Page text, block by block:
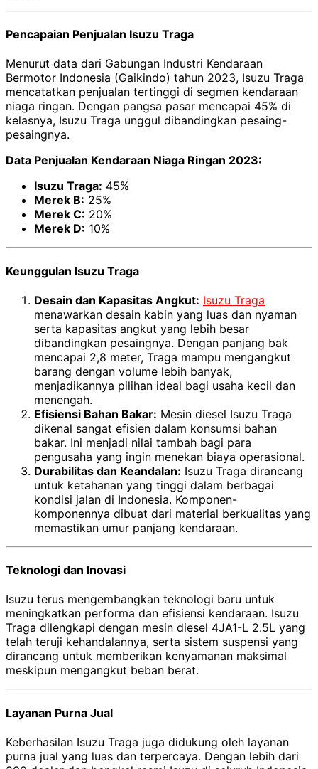
Pencapaian Penjualan Isuzu Traga
Menurut data dari Gabungan Industri Kendaraan
Bermotor Indonesia (Gaikindo) tahun 2023, Isuzu Traga
mencatatkan penjualan tertinggi di segmen kendaraan
niaga ringan. Dengan pangsa pasar mencapai 45% di
kelasnya, Isuzu Traga unggul dibandingkan pesaing-
pesaingnya.
Data Penjualan Kendaraan Niaga Ringan 2023:
Isuzu Traga: 45%
Merek B: 25%
Merek C: 20%
Merek D: 10%
Keunggulan Isuzu Traga
Desain dan Kapasitas Angkut: Isuzu Traga
menawarkan desain kabin yang luas dan nyaman
serta kapasitas angkut yang lebih besar
dibandingkan pesaingnya. Dengan panjang bak
mencapai 2,8 meter, Traga mampu mengangkut
barang dengan volume lebih banyak,
menjadikannya pilihan ideal bagi usaha kecil dan
menengah.
Efisiensi Bahan Bakar: Mesin diesel Isuzu Traga
dikenal sangat efisien dalam konsumsi bahan
bakar. Ini menjadi nilai tambah bagi para
pengusaha yang ingin menekan biaya operasional.
Durabilitas dan Keandalan: Isuzu Traga dirancang
untuk ketahanan yang tinggi dalam berbagai
kondisi jalan di Indonesia. Komponen-
komponennya dibuat dari material berkualitas yang
memastikan umur panjang kendaraan.
Teknologi dan Inovasi
Isuzu terus mengembangkan teknologi baru untuk
meningkatkan performa dan efisiensi kendaraan. Isuzu
Traga dilengkapi dengan mesin diesel 4JA1-L 2.5L yang
telah teruji kehandalannya, serta sistem suspensi yang
dirancang untuk memberikan kenyamanan maksimal
meskipun mengangkut beban berat.
Layanan Purna Jual
Keberhasilan Isuzu Traga juga didukung oleh layanan
purna jual yang luas dan terpercaya. Dengan lebih dari